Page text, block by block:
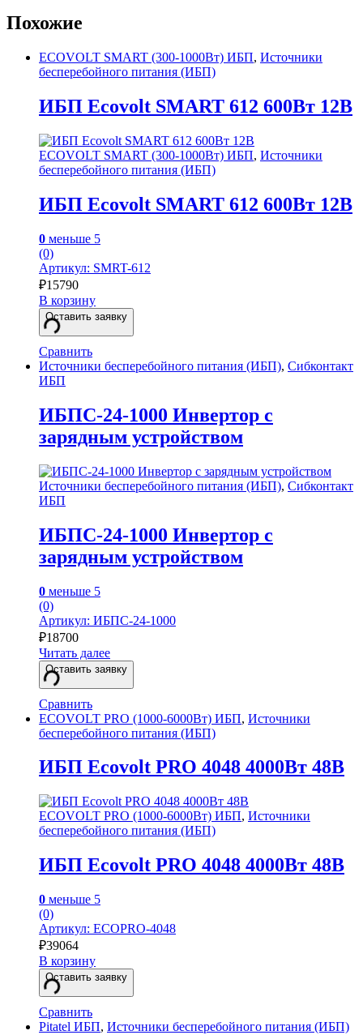
Похожие
ECOVOLT SMART (300-1000Вт) ИБП, Источники
бесперебойного питания (ИБП)
ИБП Ecovolt SMART 612 600Вт 12В
ECOVOLT SMART (300-1000Вт) ИБП, Источники
бесперебойного питания (ИБП)
ИБП Ecovolt SMART 612 600Вт 12В
0 меньше 5
(0)
Артикул: SMRT-612
₽15790
В корзину
Оставить заявку
Сравнить
Источники бесперебойного питания (ИБП), Сибконтакт
ИБП
ИБПС-24-1000 Инвертор с
зарядным устройством
Источники бесперебойного питания (ИБП), Сибконтакт
ИБП
ИБПС-24-1000 Инвертор с
зарядным устройством
0 меньше 5
(0)
Артикул: ИБПС-24-1000
₽18700
Читать далее
Оставить заявку
Сравнить
ECOVOLT PRO (1000-6000Вт) ИБП, Источники
бесперебойного питания (ИБП)
ИБП Ecovolt PRO 4048 4000Вт 48В
ECOVOLT PRO (1000-6000Вт) ИБП, Источники
бесперебойного питания (ИБП)
ИБП Ecovolt PRO 4048 4000Вт 48В
0 меньше 5
(0)
Артикул: ECOPRO-4048
₽39064
В корзину
Оставить заявку
Сравнить
Pitatel ИБП, Источники бесперебойного питания (ИБП)